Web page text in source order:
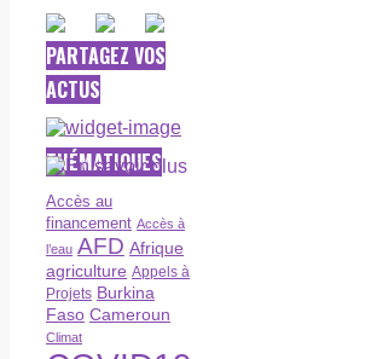
PARTAGEZ VOS
ACTUS
THÉMATIQUES
Accès au
financement Accès à
l’eau AFD Afrique
agriculture Appels à
Projets Burkina
Faso Cameroun
Climat